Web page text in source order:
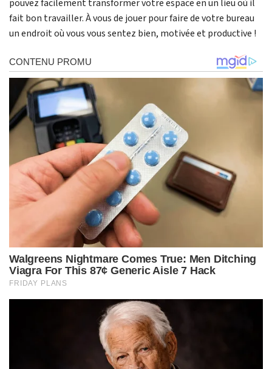
pouvez facilement transformer votre espace en un lieu où il
fait bon travailler. À vous de jouer pour faire de votre bureau
un endroit où vous vous sentez bien, motivée et productive !